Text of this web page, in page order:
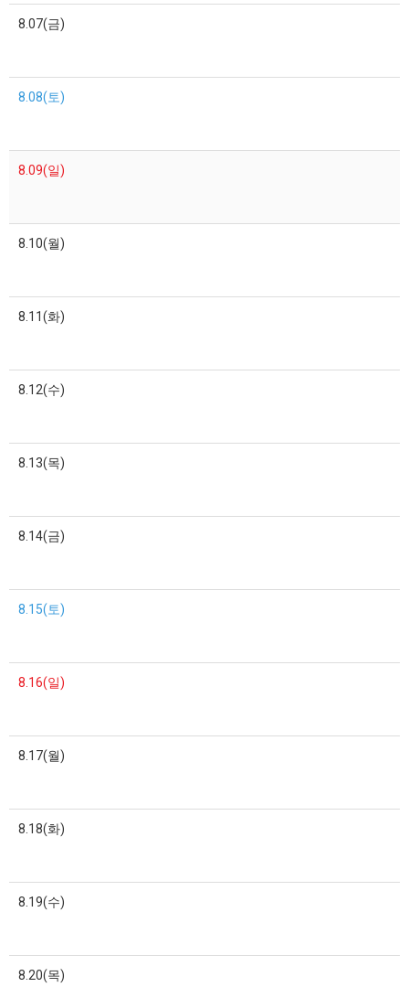
8.07(금)
8.08(토)
8.09(일)
8.10(월)
8.11(화)
8.12(수)
8.13(목)
8.14(금)
8.15(토)
8.16(일)
8.17(월)
8.18(화)
8.19(수)
8.20(목)